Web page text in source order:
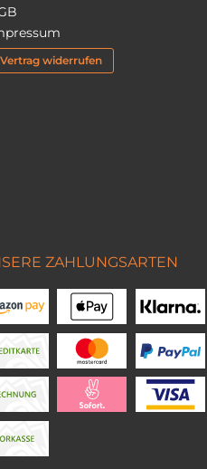
Vertrag widerrufen
ZAHLUNGSARTEN